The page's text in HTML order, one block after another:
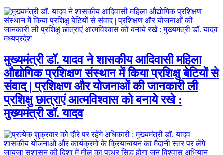
मध्यप्रदेश
मुख्यमंत्री डॉ. यादव ने शासकीय आदिवासी महिला
औद्योगिक प्रशिक्षण संस्थान में किया प्रशिक्षु बेटियों से
संवाद | प्रशिक्षण और योजनाओं की जानकारी ली
प्रशिक्षु छात्राएं आत्मविश्वास को बनाये रखे :
मुख्यमंत्री डॉ. यादव